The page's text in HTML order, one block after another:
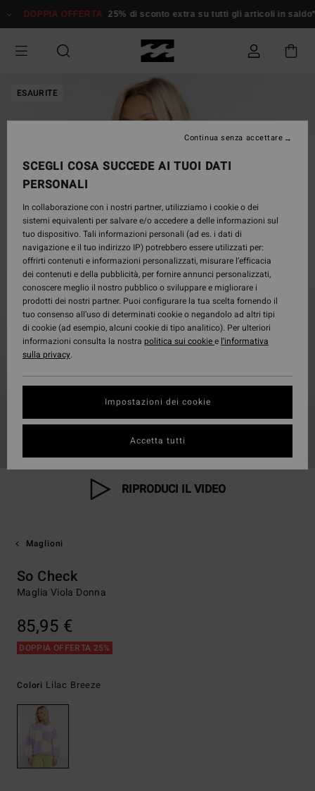
alle
prodotto
DOPPIA OFFERTA 25% di sconto extra su tutti gli articoli in saldo*
ESAURITE
RIPRODUCI IL VIDEO
Maglioni
So Check
Maglia Viola Donna
85,95 €
DOPPIA OFFERTA 25%
Colori Lilac Breeze
SCEGLI COSA SUCCEDE AI TUOI DATI
PERSONALI
In collaborazione con i nostri partner, utilizziamo i cookie o dei
sistemi equivalenti per salvare e/o accedere a delle informazioni sul
tuo dispositivo. Tali informazioni personali (ad es. i dati di
navigazione e il tuo indirizzo IP) potrebbero essere utilizzati per:
offrirti contenuti e informazioni personalizzati, misurare l’efficacia
dei contenuti e della pubblicità, per fornire annunci personalizzati,
conoscere meglio il nostro pubblico o sviluppare e migliorare i
prodotti dei nostri partner. Puoi configurare la tua scelta fornendo il
tuo consenso all’uso di determinati cookie o negandolo ad altri tipi
di cookie (ad esempio, alcuni cookie di tipo analitico). Per ulteriori
informazioni consulta la nostra politica sui cookiee l'informativa
sulla privacy.
Impostazioni dei cookie
Continua senza accettare
Accetta tutti